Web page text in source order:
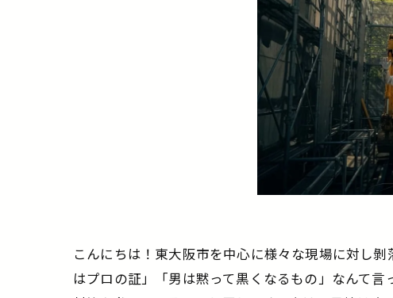
こんにちは！東大阪市を中心に様々な現場に対し
はプロの証」「男は黙って黒くなるもの」なんて